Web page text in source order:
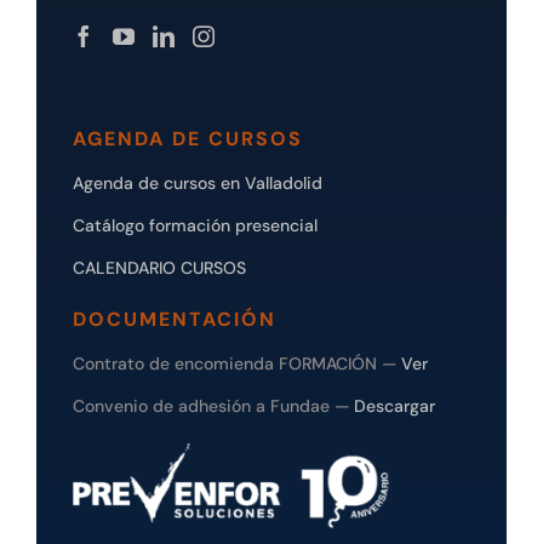
AGENDA DE CURSOS
Agenda de cursos en Valladolid
Catálogo formación presencial
CALENDARIO CURSOS
DOCUMENTACIÓN
Contrato de encomienda FORMACIÓN — Ver
Convenio de adhesión a Fundae — Descargar